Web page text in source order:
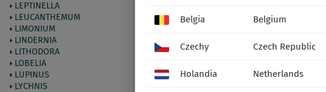
LEPTINELLA
LEUCANTHEMUM
LIMONIUM
LINDERNIA
LITHODORA
LOBELIA
LUPINUS
LYCHNIS
Belgia Belgium
Czechy Czech Republic
Holandia Netherlands